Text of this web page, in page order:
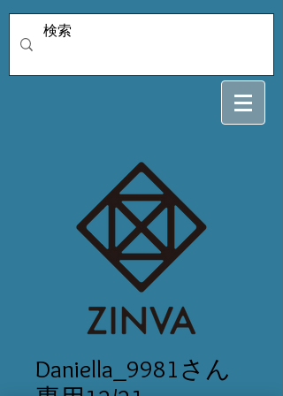
Daniella_9981さん